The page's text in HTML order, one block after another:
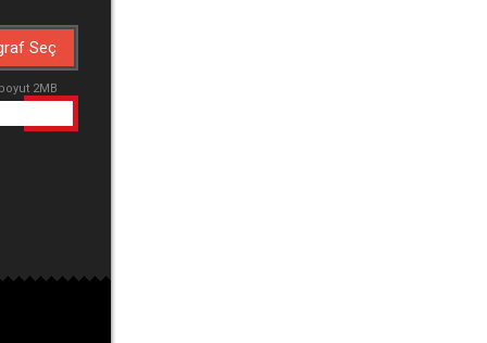
Seç
2MB